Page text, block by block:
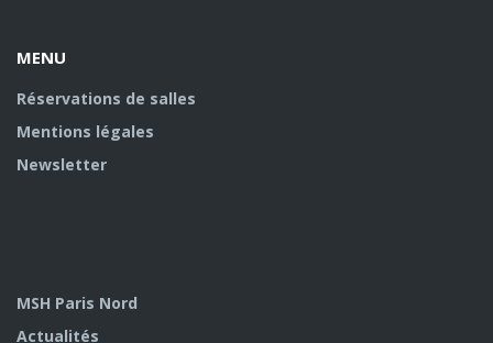
MENU
Réservations de salles
Mentions légales
Newsletter
MSH Paris Nord
Actualités